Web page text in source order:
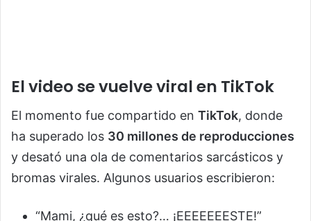
El video se vuelve viral en TikTok
El momento fue compartido en TikTok, donde
ha superado los 30 millones de reproducciones
y desató una ola de comentarios sarcásticos y
bromas virales. Algunos usuarios escribieron:
“Mami, ¿qué es esto?… ¡EEEEEEESTE!”